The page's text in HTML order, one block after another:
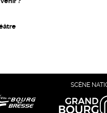
SCÈNE